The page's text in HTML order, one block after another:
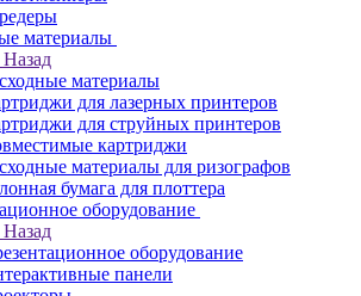
материалы
Назад
материалы
для лазерных принтеров
для струйных принтеров
картриджи
материалы для ризографов
бумага для плоттера
оборудование
Назад
оборудование
панели